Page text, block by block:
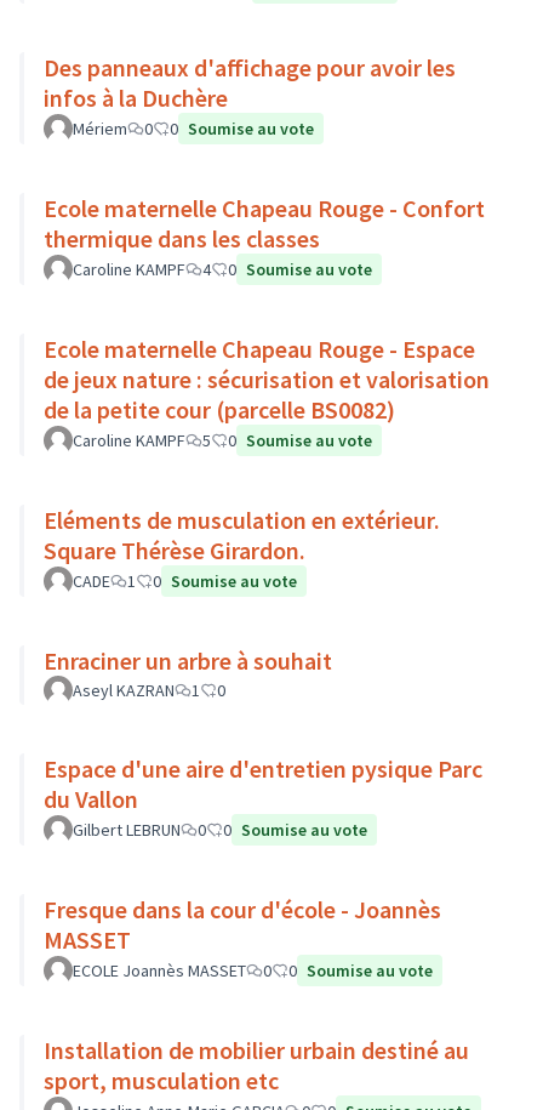
Des panneaux d'affichage pour avoir les
infos à la Duchère
Mériem 0 0 Soumise au vote
Ecole maternelle Chapeau Rouge - Confort
thermique dans les classes
Caroline KAMPF 4 0 Soumise au vote
Ecole maternelle Chapeau Rouge - Espace
de jeux nature : sécurisation et valorisation
de la petite cour (parcelle BS0082)
Caroline KAMPF 5 0 Soumise au vote
Eléments de musculation en extérieur.
Square Thérèse Girardon.
CADE 1 0 Soumise au vote
Enraciner un arbre à souhait
Aseyl KAZRAN 1 0
Espace d'une aire d'entretien pysique Parc
du Vallon
Gilbert LEBRUN 0 0 Soumise au vote
Fresque dans la cour d'école - Joannès
MASSET
ECOLE Joannès MASSET 0 0 Soumise au vote
Installation de mobilier urbain destiné au
sport, musculation etc